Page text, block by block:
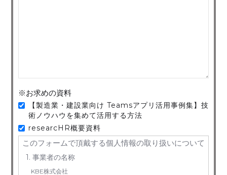
※お求めの資料
【製造業・建設業向け Teamsアプリ活用事例集】技
術ノウハウを集めて活用する方法
researcHR概要資料
このフォームで頂戴する個人情報の取り扱いについて
1. 事業者の名称
KBE株式会社